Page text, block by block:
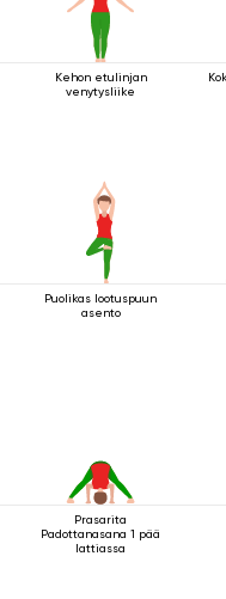
Kehon etulinjan
venytysliike
Puolikas lootuspuun
asento
Prasarita
Padottanasana 1 pää
lattiassa